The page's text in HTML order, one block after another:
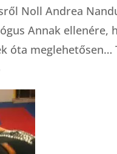
Noll Andrea
Annak ellenére,
óta meglehetősen…
Gátmetszés
|
Ajtóstul
az